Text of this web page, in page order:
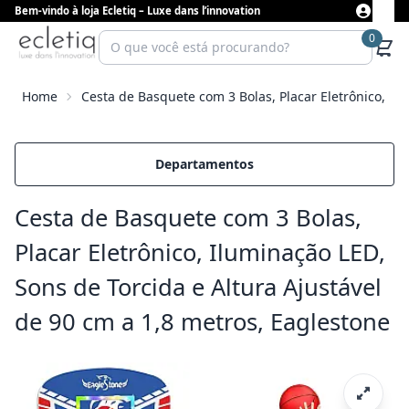
Bem-vindo à loja Ecletiq – Luxe dans l’innovation
0
Home Cesta de Basquete com 3 Bolas, Placar Eletrônico,
Departamentos
Cesta de Basquete com 3 Bolas,
Placar Eletrônico, Iluminação LED,
Sons de Torcida e Altura Ajustável
de 90 cm a 1,8 metros, Eaglestone